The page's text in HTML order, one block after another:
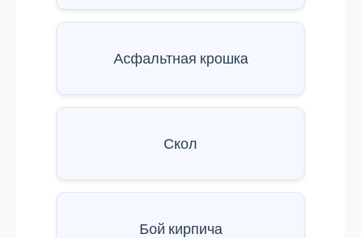
Асфальтная крошка
Скол
Бой кирпича